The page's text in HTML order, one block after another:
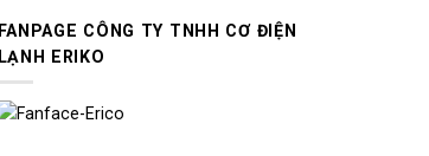
FANPAGE CÔNG TY TNHH CƠ ĐIỆN
LẠNH ERIKO